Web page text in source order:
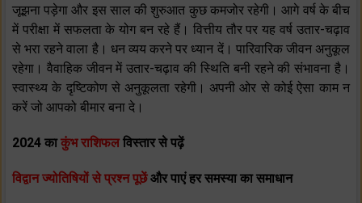
जूझना पड़ेगा और इस साल की शुरुआत कुछ कमजोर रहेगी। आगे वर्ष के बीच
में परीक्षा में सफलता के योग बन रहे हैं। वित्तीय तौर पर यह वर्ष उतार-चढ़ाव
से भरा रहने वाला है। धन व्यय करने पर ध्यान दें। पारिवारिक जीवन अनुकूल
रहेगा। वैवाहिक जीवन में उतार-चढ़ाव की स्थिति बनी रहने की संभावना है‌।
स्वास्थ्य के दृष्टिकोण से अनुकूलता रहेगी। अपनी ओर से कोई ऐसा काम न
करें जो आपको बीमार बना दे।
2024 काकुंभ राशिफलविस्तार से पढ़ें
विद्वान ज्योतिषियों से प्रश्न पूछेंऔर पाएं हर समस्या का समाधान